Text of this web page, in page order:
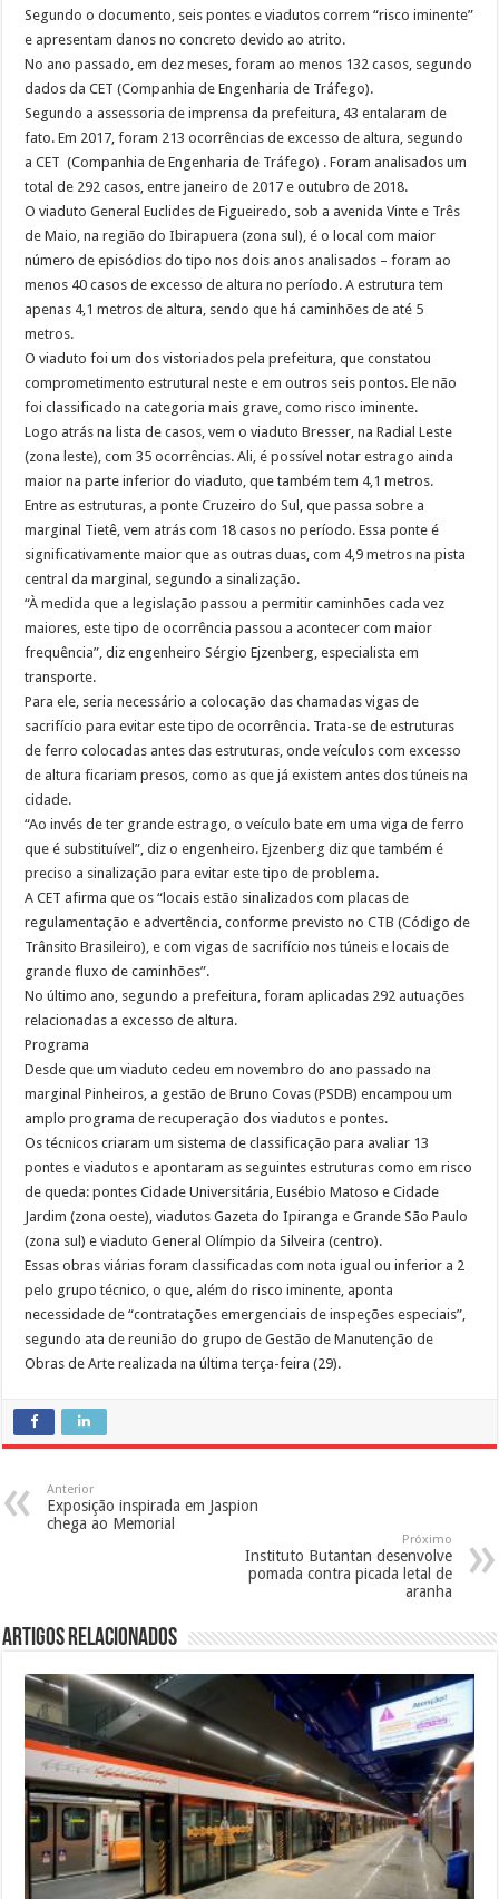
Segundo o documento, seis pontes e viadutos correm “risco iminente”
e apresentam danos no concreto devido ao atrito.
No ano passado, em dez meses, foram ao menos 132 casos, segundo
dados da CET (Companhia de Engenharia de Tráfego).
Segundo a assessoria de imprensa da prefeitura, 43 entalaram de
fato. Em 2017, foram 213 ocorrências de excesso de altura, segundo
a CET (Companhia de Engenharia de Tráfego) . Foram analisados um
total de 292 casos, entre janeiro de 2017 e outubro de 2018.
O viaduto General Euclides de Figueiredo, sob a avenida Vinte e Três
de Maio, na região do Ibirapuera (zona sul), é o local com maior
número de episódios do tipo nos dois anos analisados – foram ao
menos 40 casos de excesso de altura no período. A estrutura tem
apenas 4,1 metros de altura, sendo que há caminhões de até 5
metros.
O viaduto foi um dos vistoriados pela prefeitura, que constatou
comprometimento estrutural neste e em outros seis pontos. Ele não
foi classificado na categoria mais grave, como risco iminente.
Logo atrás na lista de casos, vem o viaduto Bresser, na Radial Leste
(zona leste), com 35 ocorrências. Ali, é possível notar estrago ainda
maior na parte inferior do viaduto, que também tem 4,1 metros.
Entre as estruturas, a ponte Cruzeiro do Sul, que passa sobre a
marginal Tietê, vem atrás com 18 casos no período. Essa ponte é
significativamente maior que as outras duas, com 4,9 metros na pista
central da marginal, segundo a sinalização.
“À medida que a legislação passou a permitir caminhões cada vez
maiores, este tipo de ocorrência passou a acontecer com maior
frequência”, diz engenheiro Sérgio Ejzenberg, especialista em
transporte.
Para ele, seria necessário a colocação das chamadas vigas de
sacrifício para evitar este tipo de ocorrência. Trata-se de estruturas
de ferro colocadas antes das estruturas, onde veículos com excesso
de altura ficariam presos, como as que já existem antes dos túneis na
cidade.
“Ao invés de ter grande estrago, o veículo bate em uma viga de ferro
que é substituível”, diz o engenheiro. Ejzenberg diz que também é
preciso a sinalização para evitar este tipo de problema.
A CET afirma que os “locais estão sinalizados com placas de
regulamentação e advertência, conforme previsto no CTB (Código de
Trânsito Brasileiro), e com vigas de sacrifício nos túneis e locais de
grande fluxo de caminhões”.
No último ano, segundo a prefeitura, foram aplicadas 292 autuações
relacionadas a excesso de altura.
Programa
Desde que um viaduto cedeu em novembro do ano passado na
marginal Pinheiros, a gestão de Bruno Covas (PSDB) encampou um
amplo programa de recuperação dos viadutos e pontes.
Os técnicos criaram um sistema de classificação para avaliar 13
pontes e viadutos e apontaram as seguintes estruturas como em risco
de queda: pontes Cidade Universitária, Eusébio Matoso e Cidade
Jardim (zona oeste), viadutos Gazeta do Ipiranga e Grande São Paulo
(zona sul) e viaduto General Olímpio da Silveira (centro).
Essas obras viárias foram classificadas com nota igual ou inferior a 2
pelo grupo técnico, o que, além do risco iminente, aponta
necessidade de “contratações emergenciais de inspeções especiais”,
segundo ata de reunião do grupo de Gestão de Manutenção de
Obras de Arte realizada na última terça-feira (29).
Anterior
Exposição inspirada em Jaspion
chega ao Memorial
Próximo
Instituto Butantan desenvolve
pomada contra picada letal de
aranha
Artigos Relacionados